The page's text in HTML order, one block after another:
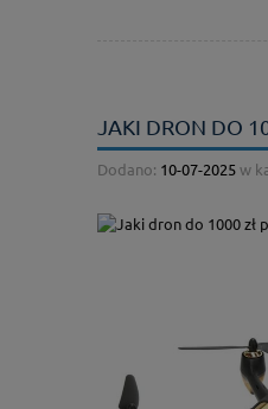
JAKI DRON DO
Dodano: 10-07-2025w